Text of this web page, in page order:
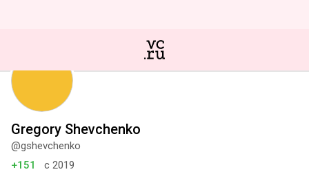
Gregory Shevchenko
@gshevchenko
+151
с 2019